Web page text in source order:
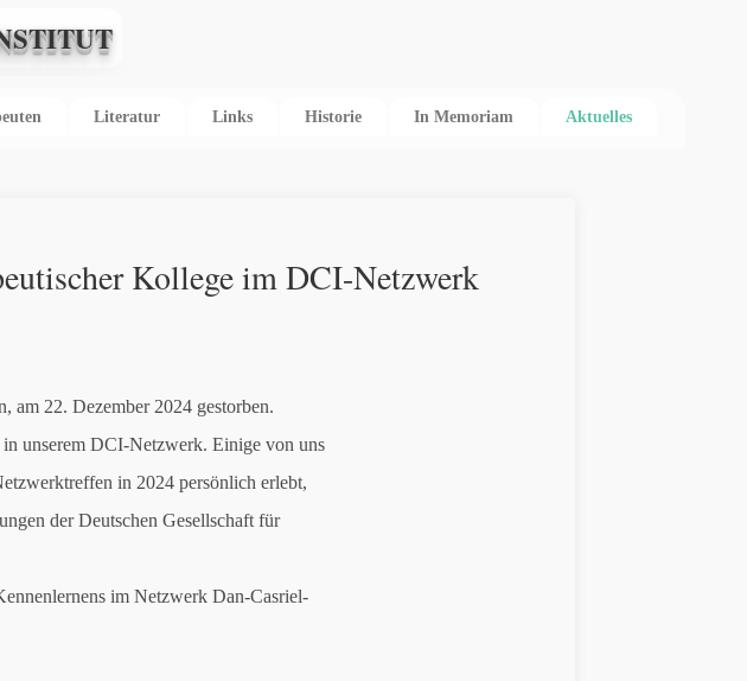
Literatur Links Historie In Memoriam Aktuelles
Kollege im DCI-Netzwerk
am 22. Dezember 2024 gestorben.
unserem DCI-Netzwerk. Einige von uns
in 2024 persönlich erlebt,
der Deutschen Gesellschaft für
im Netzwerk Dan-Casriel-